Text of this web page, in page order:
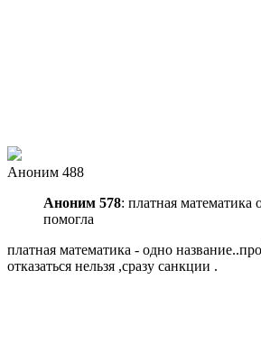
Аноним 488
Аноним 578: платная математика
помогла
платная математика - одно
отказаться нельзя ,сразу санкции .